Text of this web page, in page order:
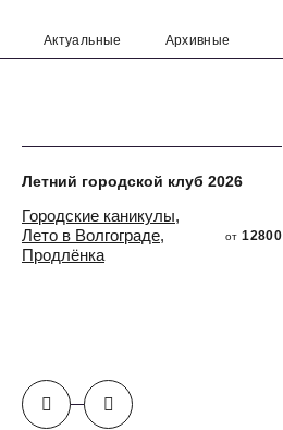
Актуальные Архивные
Летний городской клуб 2026
Городские каникулы
Лето в Волгограде
Продлёнка
от 12800